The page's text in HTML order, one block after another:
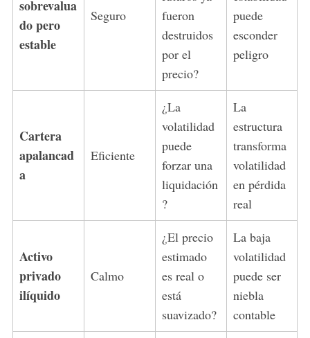
sobrevalua
do pero
estable
Seguro
fueron
destruidos
por el
precio?
puede
esconder
peligro
Cartera
apalancad
a
Eficiente
¿La
volatilidad
puede
forzar una
liquidación
?
La
estructura
transforma
volatilidad
en pérdida
real
Activo
privado
ilíquido
Calmo
¿El precio
estimado
es real o
está
suavizado?
La baja
volatilidad
puede ser
niebla
contable